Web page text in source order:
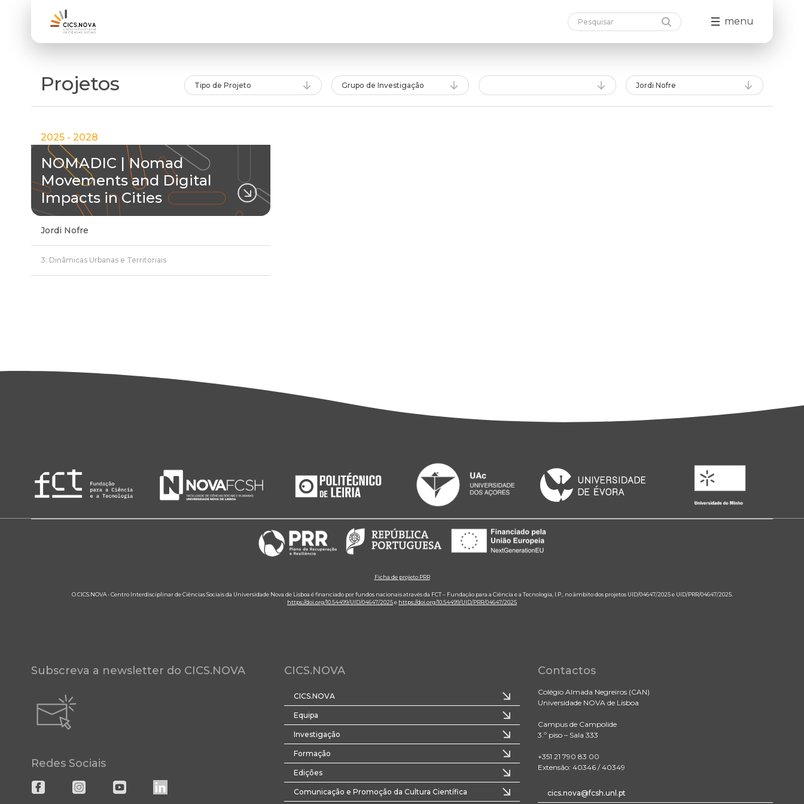
menu
Projetos Tipo de Projeto Grupo de Investigação Jordi Nofre
2025 - 2028
NOMADIC | Nomad
Movements and Digital
Impacts in Cities
Jordi Nofre
3: Dinâmicas Urbanas e Territoriais
Ficha de projeto PRR
O CICS.NOVA - Centro Interdisciplinar de Ciências Sociais da Universidade Nova de Lisboa é financiado por fundos nacionais através da FCT – Fundação para a Ciência e a Tecnologia, I.P., no âmbito dos projetos UID/04647/2025 e UID/PRR/04647/2025.
https://doi.org/10.54499/UID/04647/2025e https://doi.org/10.54499/UID/PRR/04647/2025
Subscreva a newsletter do CICS.NOVA
Redes Sociais
CICS.NOVA
CICS.NOVA
Equipa
Investigação
Formação
Edições
Comunicação e Promoção da Cultura Científica
Contactos
Colégio Almada Negreiros (CAN)
Universidade NOVA de Lisboa
Campus de Campolide
3.º piso – Sala 333
+351 21 790 83 00
Extensão: 40346 / 40349
cics.nova@fcsh.unl.pt